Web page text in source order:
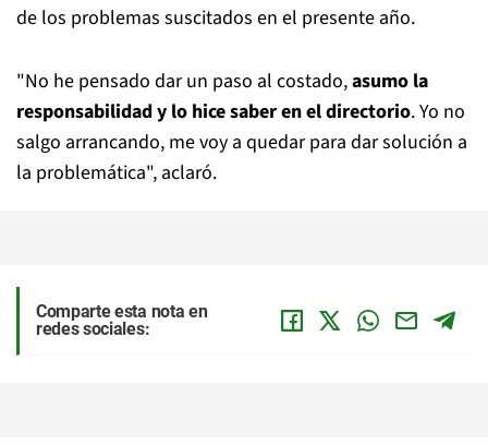
de los problemas suscitados en el presente año.
"No he pensado dar un paso al costado,asumo la
responsabilidad y lo hice saber en el directorio. Yo no
salgo arrancando, me voy a quedar para dar solución a
la problemática", aclaró.
Comparte esta nota en
redes sociales: